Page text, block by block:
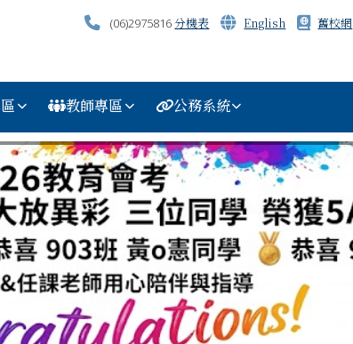
(06)2975816分機表 English 舊校網
教師專區 公務系統